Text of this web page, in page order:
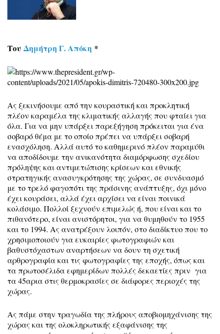
ΤουΔημήτρη Γ. Απόκη *
Ας ξεκινήσουμε από την κουραστική και προκλητική
πλέον καραμέλα της κλιματικής αλλαγής που φταίει για
όλα. Για να μην υπάρξει παρεξήγηση πρόκειται για ένα
σοβαρό θέμα με το οποίο πρέπει να υπάρξει σοβαρή
ενασχόληση. Αλλά αυτό το καθημερινό πλέον παραμύθι
να αποδίδουμε την ανικανότητα διαμόρφωσης σχεδίου
πρόληψης και αντιμετώπισης κρίσεων και εθνικής
στρατηγικής ανασυγκρότησης της χώρας, σε συνδυασμό
με το τρελό φαγοπότι της πράσινης ανάπτυξης, όχι μόνο
έχει κουράσει, αλλά έχει αρχίσει να είναι ποινικά
κολάσιμο. Πολλοί ξεχνούν επιμελώς ή, που είναι και το
πιθανότερο, είναι ανιστόρητοι, για να θυμηθούν το 1955
και το 1994. Ας ανατρέξουν λοιπόν, στο διαδίκτυο που το
χρησιμοποιούν για ευκαιρίες φωτογραφιών και
βαθυστόχαστων αναρτήσεων να δουν τη σχετική
αρθρογραφία και τις φωτογραφίες της εποχής, όπως και
τα πρωτοσέλιδα εφημερίδων πολλές δεκαετίες πριν για
τα 45αρια στις θερμοκρασίες σε διάφορες περιοχές της
χώρας.
Ας πάμε στην τραγωδία της πλήρους αποβιομηχάνισης της
χώρας και της ολοκληρωτικής εξαφάνισης της